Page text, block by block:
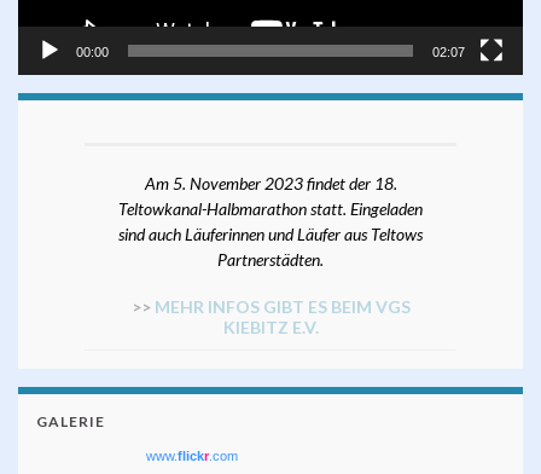
00:00 02:07
Am 5. November 2023 findet der 18.
Teltowkanal-Halbmarathon statt. Eingeladen
sind auch Läuferinnen und Läufer aus Teltows
Partnerstädten.
>> MEHR INFOS GIBT ES BEIM VGS
KIEBITZ E.V.
GALERIE
www.flickr.com